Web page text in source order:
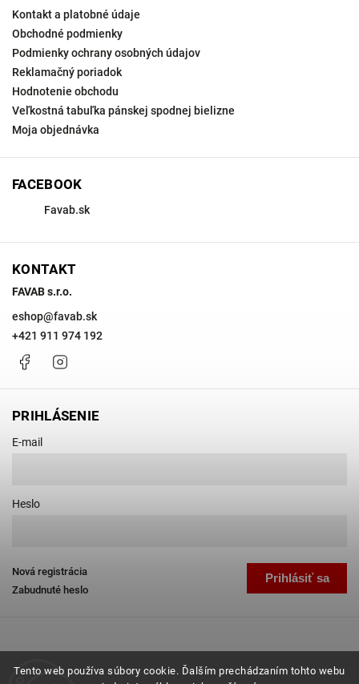
Tento web používa súbory cookie. Ďalším prechádzaním tohto webu
Kontakt a platobné údaje
Obchodné podmienky
Podmienky ochrany osobných údajov
Reklamačný poriadok
Hodnotenie obchodu
Veľkostná tabuľka pánskej spodnej bielizne
Moja objednávka
FACEBOOK
Favab.sk
KONTAKT
FAVAB s.r.o.
eshop@favab.sk
+421 911 974 192
Facebook
PRIHLÁSENIE
E-mail
Heslo
Prihlásiť sa
Nová registrácia
Zabudnuté heslo